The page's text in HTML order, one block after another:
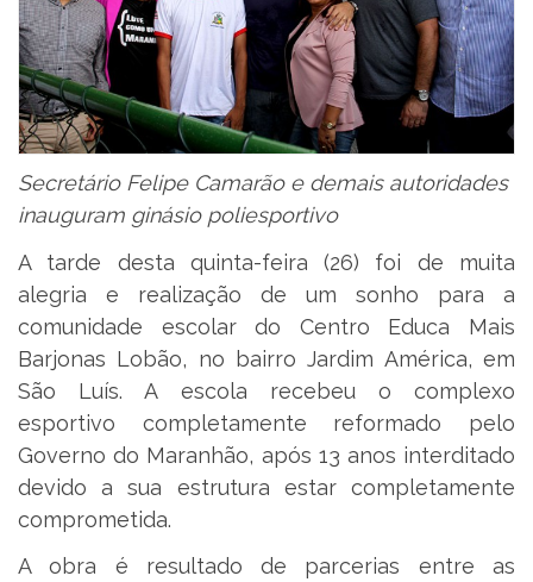
Secretário Felipe Camarão e demais autoridades
inauguram ginásio poliesportivo
A tarde desta quinta-feira (26) foi de muita
alegria e realização de um sonho para a
comunidade escolar do Centro Educa Mais
Barjonas Lobão, no bairro Jardim América, em
São Luís. A escola recebeu o complexo
esportivo completamente reformado pelo
Governo do Maranhão, após 13 anos interditado
devido a sua estrutura estar completamente
comprometida.
A obra é resultado de parcerias entre as